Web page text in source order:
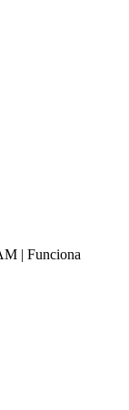
| Funciona